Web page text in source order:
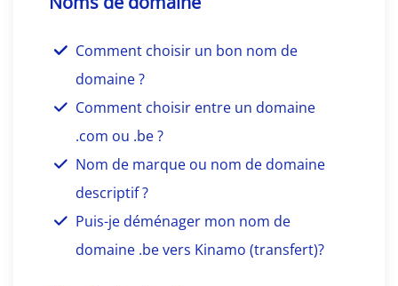
Comment choisir un bon nom de
domaine ?
Comment choisir entre un domaine
.com ou .be ?
Nom de marque ou nom de domaine
descriptif ?
Puis-je déménager mon nom de
domaine .be vers Kinamo (transfert)?